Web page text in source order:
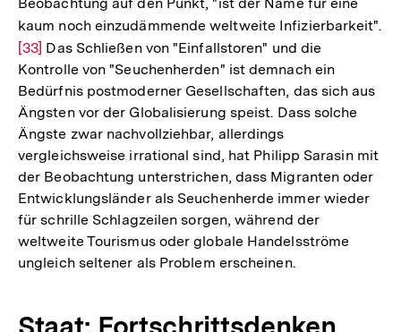
kaum noch einzudämmende weltweite Infizierbarkeit".
[33] Das Schließen von "Einfallstoren" und die
Kontrolle von "Seuchenherden" ist demnach ein
Bedürfnis postmoderner Gesellschaften, das sich aus
Ängsten vor der Globalisierung speist. Dass solche
Ängste zwar nachvollziehbar, allerdings
vergleichsweise irrational sind, hat Philipp Sarasin mit
der Beobachtung unterstrichen, dass Migranten oder
Entwicklungsländer als Seuchenherde immer wieder
für schrille Schlagzeilen sorgen, während der
weltweite Tourismus oder globale Handelsströme
ungleich seltener als Problem erscheinen.
Staat: Fortschrittsdenken